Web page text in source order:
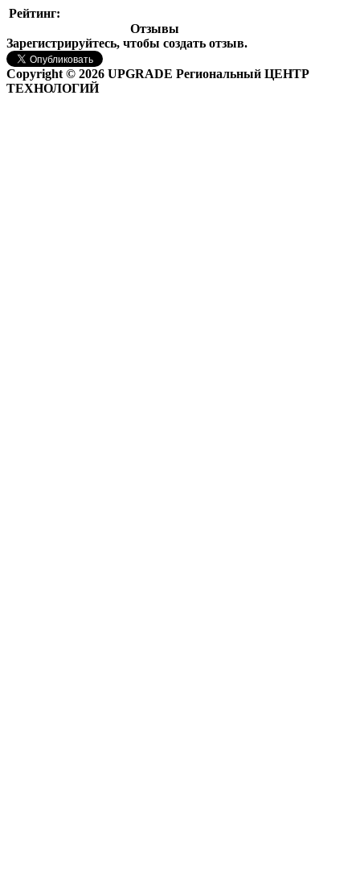
Рейтинг:
Отзывы
Зарегистрируйтесь, чтобы создать отзыв.
Copyright © 2026 UPGRADE Региональный ЦЕНТР
ТЕХНОЛОГИЙ